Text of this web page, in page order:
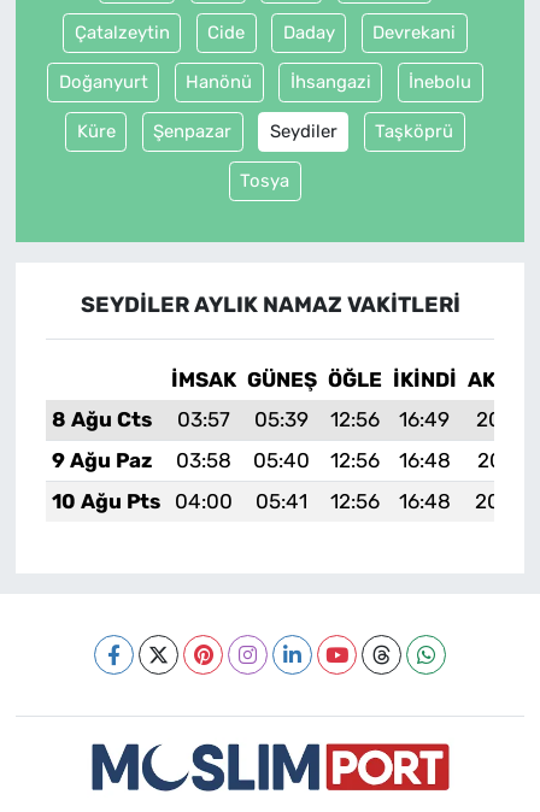
Çatalzeytin Cide Daday Devrekani
Doğanyurt Hanönü İhsangazi İnebolu
Küre Şenpazar Seydiler Taşköprü
Tosya
SEYDILER AYLIK NAMAZ VAKITLERI
İMSAK GÜNEŞ ÖĞLE İKINDI AKŞAM
8 Ağu Cts
03:57 05:39 12:56 16:49
20:03
9 Ağu Paz
03:58 05:40 12:56 16:48
20:01
10 Ağu Pts
04:00 05:41 12:56 16:48 20:00